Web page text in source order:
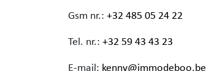
Gsm nr.: +32 485 05 24 22
Tel. nr.: +32 59 43 43 23
E-mail: kenny@immodeboo.be